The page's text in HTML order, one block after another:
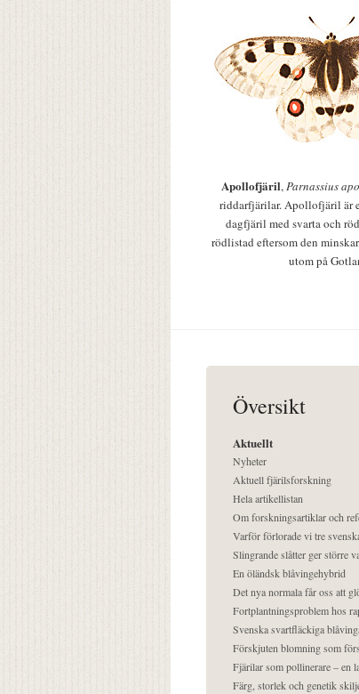
Apollofjäril,Parnassius
riddarfjärilar. Apollofjäril är
dagfjäril med svarta och
rödlistad eftersom den
utom på
Översikt
Aktuellt
Nyheter
Aktuell fjärilsforskning
Hela artikellistan
Om forskningsartiklar och
Varför förlorade vi tre
Slingrande slåtter ger större
En öländsk blåvingehybrid
Det nya normala får oss att
Fortplantningsproblem hos
Svenska svartfläckiga
Förskjuten blomning som
Fjärilar som pollinerare – en
Färg, storlek och genetik